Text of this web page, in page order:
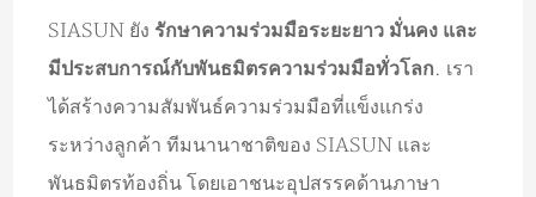
SIASUN ยัง รักษาความร่วมมือระยะยาว มั่นคง และ
มีประสบการณ์กับพันธมิตรความร่วมมือทั่วโลก. เรา
ได้สร้างความสัมพันธ์ความร่วมมือที่แข็งแกร่ง
ระหว่างลูกค้า ทีมนานาชาติของ SIASUN และ
พันธมิตรท้องถิ่น โดยเอาชนะอุปสรรคด้านภาษา